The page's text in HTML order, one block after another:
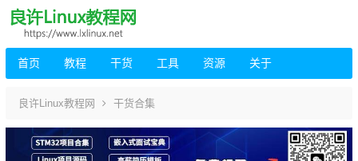
首页 教程 干货 工具 资源 关于
良许Linux教程网 干货合集